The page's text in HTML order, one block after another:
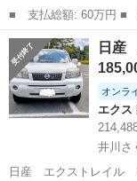
■ 支払総額: 60万円 ■ 車両本体価格： 450,000 円 ■ メーカー
名： 日産 ■ 車種名
Ｘ 検２年／後期型／
／ＥＴＣ／防水セル...
福島 郡山市 エ
日産
オンラ
エクス
井川さ
日産 エクストレイル